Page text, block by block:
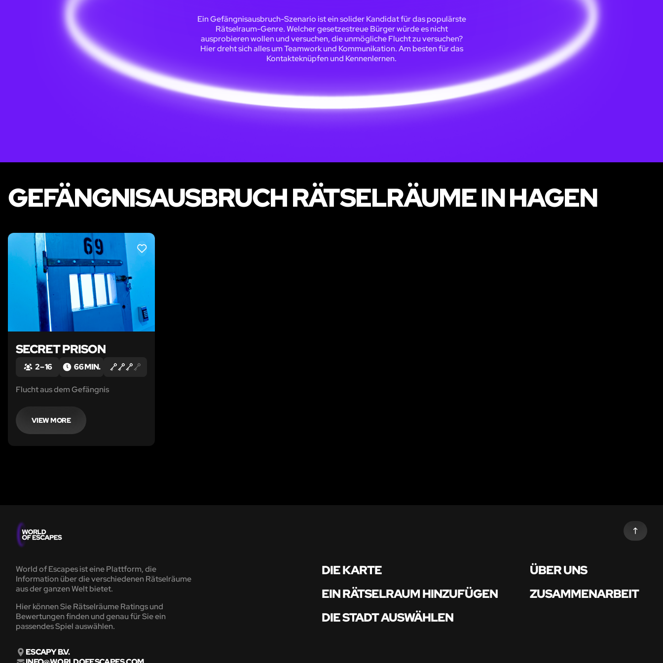
Ein Gefängnisausbruch-Szenario ist ein solider Kandidat für das populärste
Rätselraum-Genre. Welcher gesetzestreue Bürger würde es nicht
ausprobieren wollen und versuchen, die unmögliche Flucht zu versuchen?
Hier dreht sich alles um Teamwork und Kommunikation. Am besten für das
Kontakteknüpfen und Kennenlernen.
GEFÄNGNISAUSBRUCH RÄTSELRÄUME IN HAGEN
LIKE
SECRET PRISON
2 – 16 66 MIN.
Flucht aus dem Gefängnis
VIEW MORE
World of Escapes ist eine Plattform, die
Information über die verschiedenen Rätselräume
aus der ganzen Welt bietet.
Hier können Sie Rätselräume Ratings und
Bewertungen finden und genau für Sie ein
passendes Spiel auswählen.
ESCAPY B.V.
DIE KARTE
ÜBER UNS
EIN RÄTSELRAUM HINZUFÜGEN
ZUSAMMENARBEIT
DIE STADT AUSWÄHLEN